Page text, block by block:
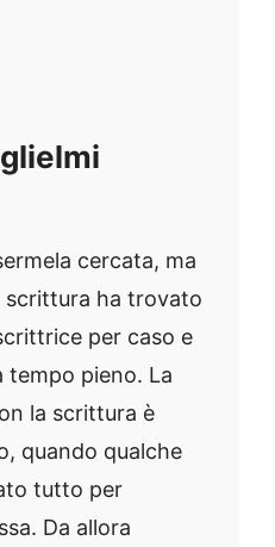
cercata, ma
scrittura ha trovato
per caso e
tempo pieno. La
la scrittura è
quando qualche
tutto per
Da allora